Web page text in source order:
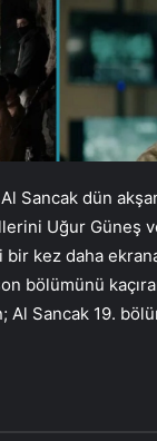
Sancak dün
Uğur Güneş
bir kez daha
bölümünü
Sancak 19.